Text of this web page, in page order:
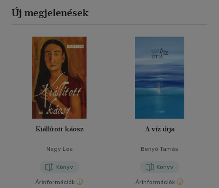
Új megjelenések
Kiállított káosz
Nagy Lea
Könyv
Árinformációk
A víz útja
Benyó Tamás
Könyv
Árinformációk